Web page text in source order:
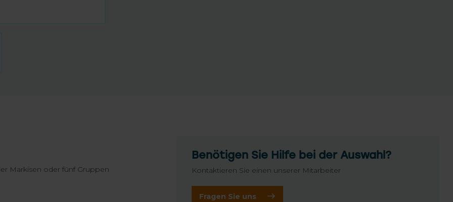
Markisen oder fünf Gruppen
Benötigen Sie Hilfe bei der Auswahl?
Kontaktieren Sie einen unserer Mitarbeiter
Fragen Sie uns